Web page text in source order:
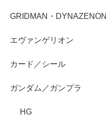
GRIDMAN・DYNAZENON
エヴァンゲリオン
カード／シール
ガンダム／ガンプラ
HG